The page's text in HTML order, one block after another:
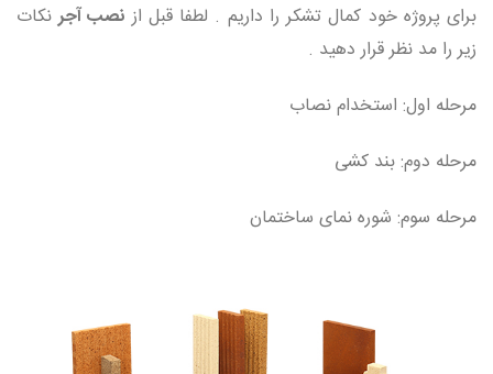
برای پروژه خود کمال تشکر را داریم . لطفا قبل از نصب آجرنکات
زیر را مد نظر قرار دهید .
مرحله اول: استخدام نصاب
مرحله دوم: بند کشی
مرحله سوم: شوره نمای ساختمان